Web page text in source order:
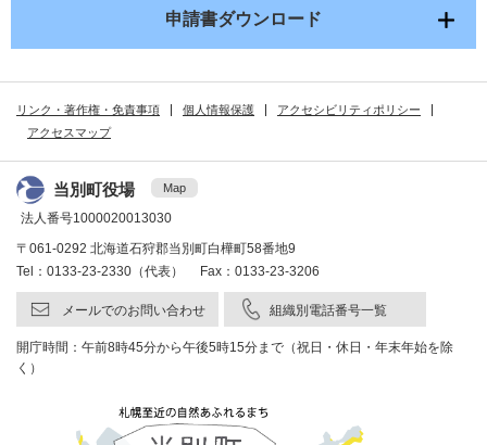
申請書ダウンロード
リンク・著作権・免責事項 個人情報保護
アクセシビリティポリシー
アクセスマップ
当別町役場 Map
法人番号1000020013030
〒061-0292 北海道石狩郡当別町白樺町58番地9
Tel：0133-23-2330（代表） Fax：0133-23-3206
メールでのお問い合わせ 組織別電話番号一覧
開庁時間：午前8時45分から午後5時15分まで（祝日・休日・年末年始を除
く）